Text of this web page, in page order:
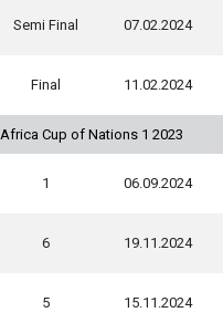
Semi Final 07.02.2024
Final 11.02.2024
Africa Cup of Nations 1 2023
1 06.09.2024
6 19.11.2024
5 15.11.2024